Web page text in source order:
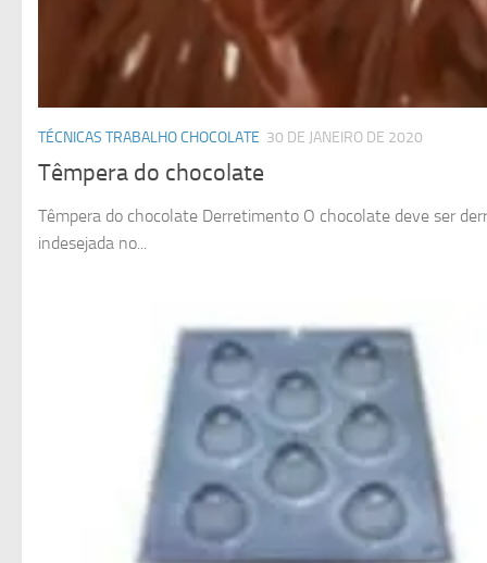
TÉCNICAS TRABALHO CHOCOLATE 30 DE JANEIRO DE 2020
Têmpera do chocolate
Têmpera do chocolate Derretimento O chocolate deve ser
indesejada no...